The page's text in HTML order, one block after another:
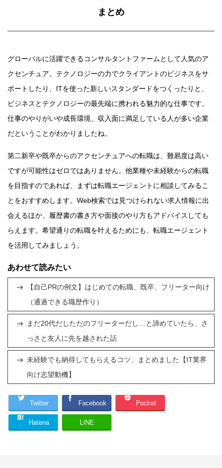
まとめ
グローバルに活躍できるコンサルタントファームとして人気のア
クセンチュア。テクノロジーの力でクライアントのビジネスをサ
ポートしたり、ITを使った新しいスタンダードをつくったりと、
ビジネスとテクノロジーの最先端に携われる魅力的な仕事です。
仕事のやりがいや成長環境、収入面に満足している人が多い企業
だということがわかりましたね。
第二新卒や既卒からのアクセンチュアへの転職は、難易度は高い
ですが可能性はゼロではありません。他業種や未経験からの転職
を目指すのであれば、まずは転職エージェントに相談してみるこ
とをおすすめします。Web検索では見つけられない求人情報に出
会えるほか、履歴書の書き方や面接のやり方もアドバイスしても
らえます。希望通りの転職を叶えるためにも、転職エージェント
を活用してみましょう。
あわせて読みたい
【自己PRの例文】はじめての転職、既卒、フリーター向け
（通過できる職歴作り）
まだ20代だしただのフリーターだし…と諦めていたら、さ
っさと友人に先を越された話
未経験でも納得してもらえるコツ、まとめました【IT業界
向け志望動機】
Twitter Facebook Pocket
Hatena LINE